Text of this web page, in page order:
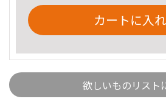
カートに入
欲しいものリスト